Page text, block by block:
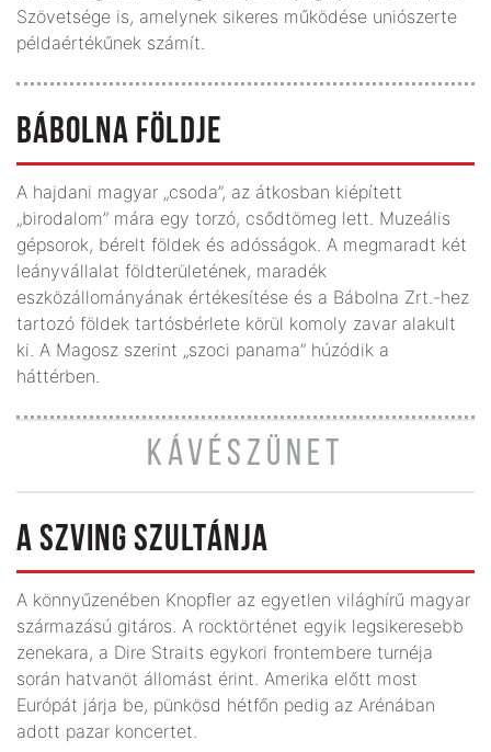
Szövetsége is, amelynek sikeres működése uniószerte
példaértékűnek számít.
BÁBOLNA FÖLDJE
A hajdani magyar „csoda”, az átkosban kiépített
„birodalom” mára egy torzó, csődtömeg lett. Muzeális
gépsorok, bérelt földek és adósságok. A megmaradt két
leányvállalat földterületének, maradék
eszközállományának értékesítése és a Bábolna Zrt.-hez
tartozó földek tartósbérlete körül komoly zavar alakult
ki. A Magosz szerint „szoci panama” húzódik a
háttérben.
KÁVÉSZÜNET
A SZVING SZULTÁNJA
A könnyűzenében Knopfler az egyetlen világhírű magyar
származású gitáros. A rocktörténet egyik legsikeresebb
zenekara, a Dire Straits egykori frontembere turnéja
során hatvanöt állomást érint. Amerika előtt most
Európát járja be, pünkösd hétfőn pedig az Arénában
adott pazar koncertet.